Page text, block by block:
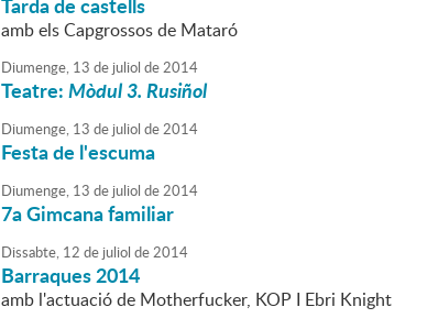
amb els Capgrossos de Mataró
Diumenge, 13 de juliol de2014
Teatre:Mòdul 3. Rusiñol
Diumenge, 13 de juliol de2014
Festa de l'escuma
Diumenge, 13 de juliol de2014
7a Gimcana familiar
Dissabte, 12 de juliol de2014
Barraques 2014
amb l'actuació de Motherfucker, KOP I Ebri Knight